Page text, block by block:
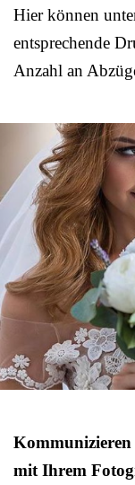
Hier können
entsprechende
Anzahl an
mit Ihrem